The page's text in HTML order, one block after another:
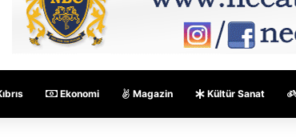
Ekonomi Magazin Kültür Sanat